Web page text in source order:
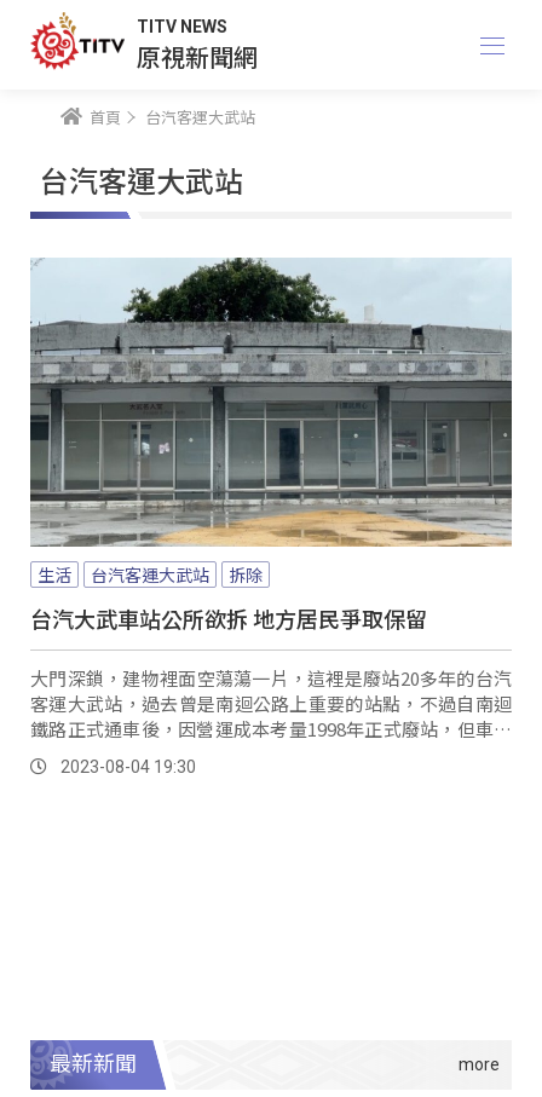
TITV NEWS
原視新聞網
首頁 台汽客運大武站
台汽客運大武站
生活 台汽客運大武站 拆除
台汽大武車站公所欲拆 地方居民爭取保留
大門深鎖，建物裡面空蕩蕩一片，這裡是廢站20多年的台汽
客運大武站，過去曾是南迴公路上重要的站點，不過自南迴
鐵路正式通車後，因營運成本考量1998年正式廢站，但車站
建物已不堪使用，大武鄉公所決定拆除，卻也引起正反兩面
的聲音。2023-08-04 19:30
最新新聞